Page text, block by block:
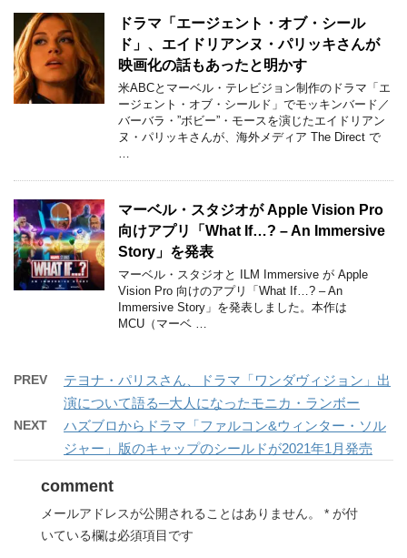
ドラマ「エージェント・オブ・シール
ド」、エイドリアンヌ・パリッキさんが
映画化の話もあったと明かす
米ABCとマーベル・テレビジョン制作のドラマ「エ
ージェント・オブ・シールド」でモッキンバード／
バーバラ・”ボビー”・モースを演じたエイドリアン
ヌ・パリッキさんが、海外メディア The Direct で
マーベル・スタジオが Apple Vision Pro
向けアプリ「What If…? – An Immersive
Story」を発表
マーベル・スタジオと ILM Immersive が Apple
Vision Pro 向けのアプリ「What If…? – An
Immersive Story」を発表しました。本作は
MCU（マーベ …
PREV
テヨナ・パリスさん、ドラマ「ワンダヴィジョン」出
演について語る─大人になったモニカ・ランボー
NEXT
ハズブロからドラマ「ファルコン&ウィンター・ソル
ジャー」版のキャップのシールドが2021年1月発売
comment
メールアドレスが公開されることはありません。 * が付
いている欄は必須項目です